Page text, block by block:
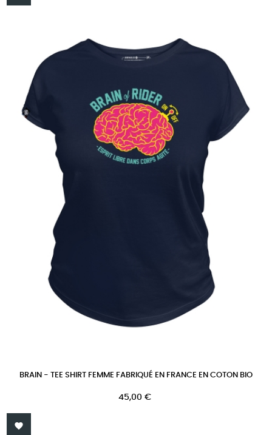
BRAIN - TEE SHIRT FEMME FABRIQUÉ EN FRANCE EN COTON BIO
Prix
45,00 €
